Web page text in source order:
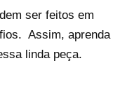
ser feitos em
Assim, aprenda
linda peça.